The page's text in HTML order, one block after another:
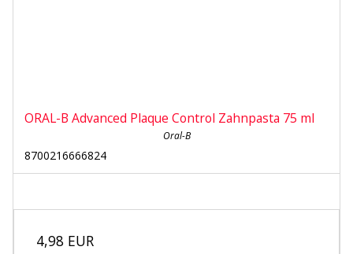
ORAL-B Advanced Plaque Control Zahnpasta 75 ml
Oral-B
8700216666824
4,98 EUR